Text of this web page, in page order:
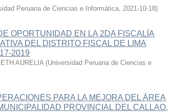
Peruana de Ciencias e Informática, 2021-10-18)
OPORTUNIDAD EN LA 2DA FISCALÍA
DEL DISTRITO FISCAL DE LIMA
2019
AURELIA (Universidad Peruana de Ciencias e
PARA LA MEJORA DEL ÁREA
PROVINCIAL DEL CALLAO,